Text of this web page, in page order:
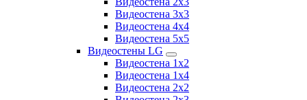
Видеостена 3x3
Видеостена 4x4
Видеостена 5x5
Видеостены LG
Видеостена 1x2
Видеостена 1x4
Видеостена 2x2